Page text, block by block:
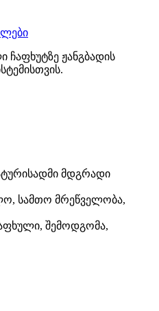
ჩაფხუტზე ჟანგბადის
მდგრადი
სამთო მრეწველობა,
შემოდგომა,